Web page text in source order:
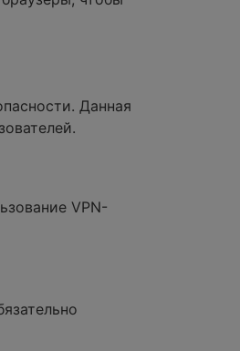
Данная
VPN-